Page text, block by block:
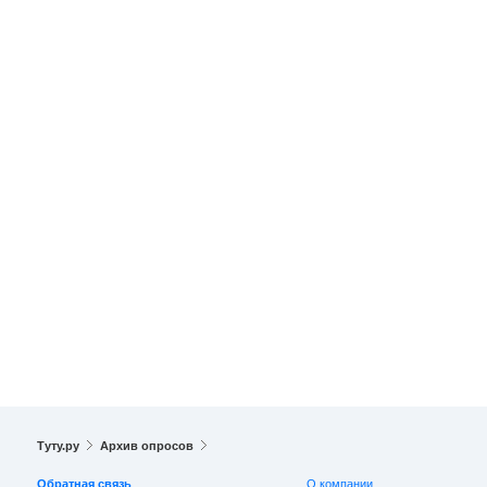
Туту.ру Архив опросов
Обратная связь О компании